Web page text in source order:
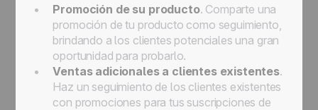
Promoción de su producto. Comparte una
promoción de tu producto como seguimiento,
brindando a los clientes potenciales una gran
oportunidad para probarlo.
Ventas adicionales a clientes existentes.
Haz un seguimiento de los clientes existentes
con promociones para tus suscripciones de